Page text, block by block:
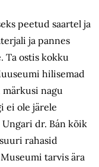
peetud saartel ja
ja pannes
Ta ostis kokku
hilisemad
nagu
ei ole järele
Ungari dr. Bán kõik
rahasid
tarvis ära